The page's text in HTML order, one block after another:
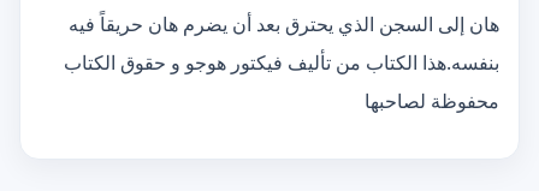
هان إلى السجن الذي يحترق بعد أن يضرم هان حريقاً فيه
بنفسه.هذا الكتاب من تأليف فيكتور هوجو و حقوق الكتاب
محفوظة لصاحبها